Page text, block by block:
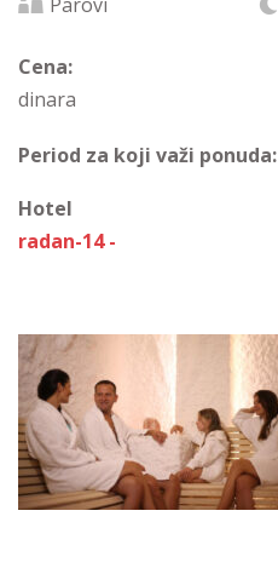
Cena:
dinara
Period za koji važi ponuda:
Hotel
radan-14 -